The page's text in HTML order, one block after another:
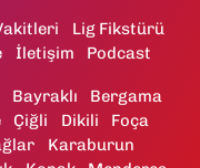
Lig Fikstürü
İletişim Podcast
Bayraklı
Bergama
Çiğli Dikili
Foça
Karaburun